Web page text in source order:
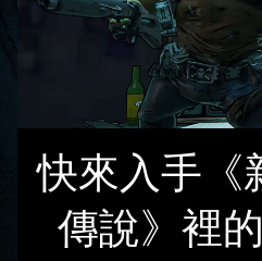
快來入手《
傳說》裡